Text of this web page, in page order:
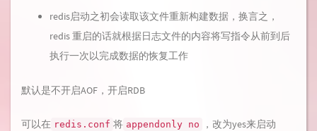
redis启动之初会读取该文件重新构建数据，换言之，
redis 重启的话就根据日志文件的内容将写指令从前到后
执行一次以完成数据的恢复工作
默认是不开启AOF，开启RDB
可以在 redis.conf 将 appendonly no ，改为yes来启动